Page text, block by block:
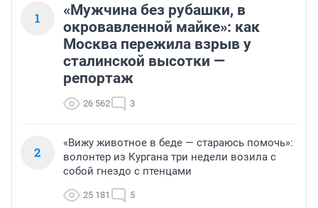
1
«Мужчина без рубашки, в
окровавленной майке»: как
Москва пережила взрыв у
сталинской высотки —
репортаж
26 562 3
2
«Вижу животное в беде — стараюсь помочь»:
волонтер из Кургана три недели возила с
собой гнездо с птенцами
25 181 5